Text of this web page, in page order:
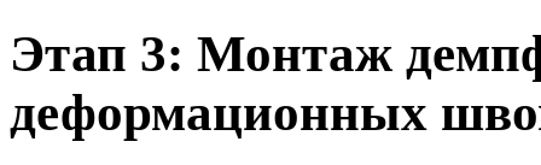
Этап 3: Монтаж
деформационных